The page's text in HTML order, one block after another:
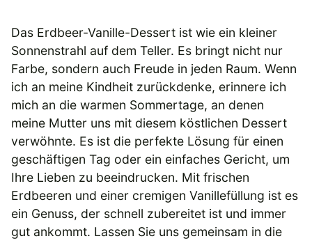
Das Erdbeer-Vanille-Dessert ist wie ein kleiner
Sonnenstrahl auf dem Teller. Es bringt nicht nur
Farbe, sondern auch Freude in jeden Raum. Wenn
ich an meine Kindheit zurückdenke, erinnere ich
mich an die warmen Sommertage, an denen
meine Mutter uns mit diesem köstlichen Dessert
verwöhnte. Es ist die perfekte Lösung für einen
geschäftigen Tag oder ein einfaches Gericht, um
Ihre Lieben zu beeindrucken. Mit frischen
Erdbeeren und einer cremigen Vanillefüllung ist es
ein Genuss, der schnell zubereitet ist und immer
gut ankommt. Lassen Sie uns gemeinsam in die